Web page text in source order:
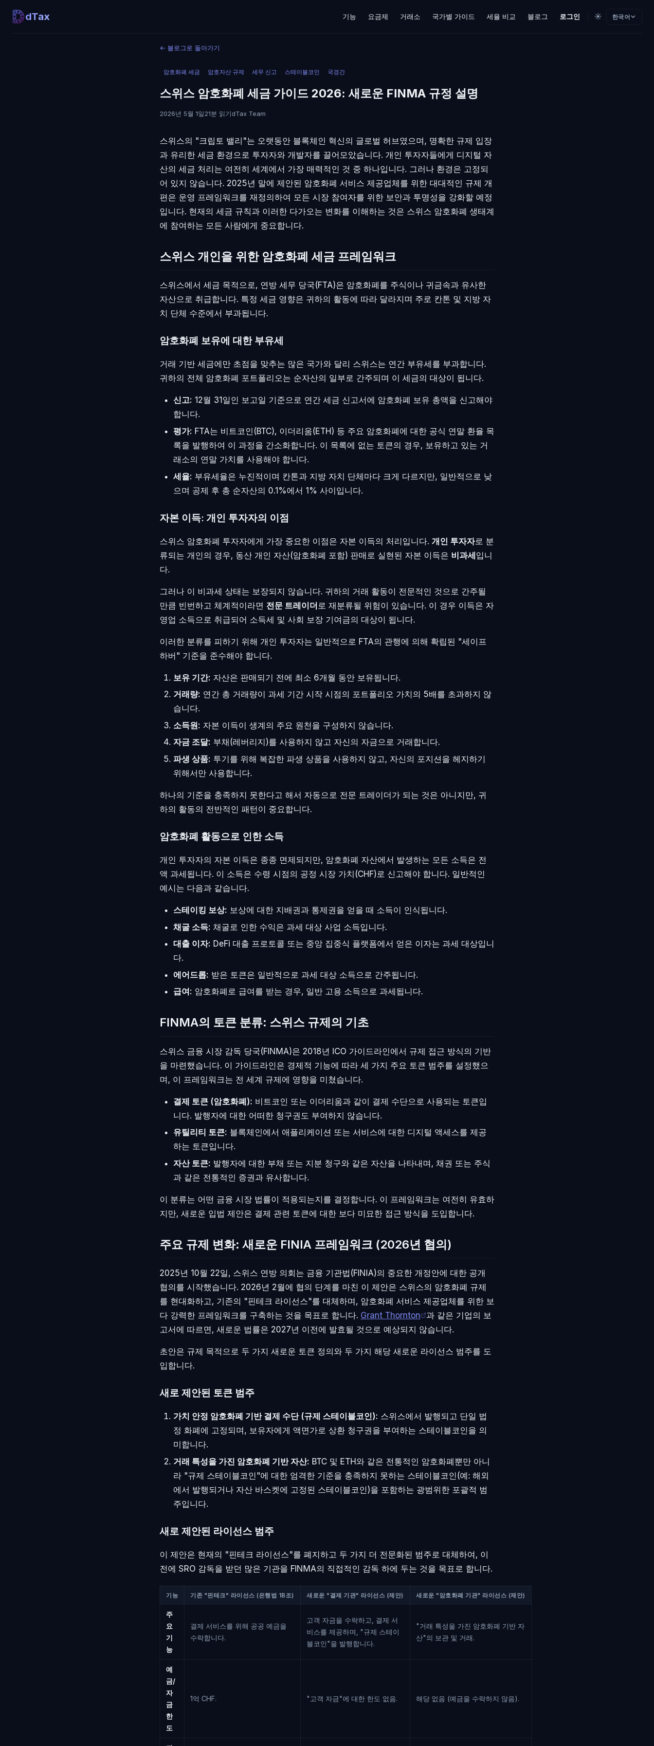
dTax 기능 요금제 거래소 국가별 가이드 세율 비교 블로그 로그인 ☀️ 한국어
← 블로그로 돌아가기
암호화폐 세금 암호자산 규제 세무 신고 스테이블코인 국경간
스위스 암호화폐 세금 가이드 2026: 새로운 FINMA 규정 설명
2026년 5월 1일21분 읽기dTax Team
스위스의 "크립토 밸리"는 오랫동안 블록체인 혁신의 글로벌 허브였으며, 명확한 규제 입장
과 유리한 세금 환경으로 투자자와 개발자를 끌어모았습니다. 개인 투자자들에게 디지털 자
산의 세금 처리는 여전히 세계에서 가장 매력적인 것 중 하나입니다. 그러나 환경은 고정되
어 있지 않습니다. 2025년 말에 제안된 암호화폐 서비스 제공업체를 위한 대대적인 규제 개
편은 운영 프레임워크를 재정의하여 모든 시장 참여자를 위한 보안과 투명성을 강화할 예정
입니다. 현재의 세금 규칙과 이러한 다가오는 변화를 이해하는 것은 스위스 암호화폐 생태계
에 참여하는 모든 사람에게 중요합니다.
스위스 개인을 위한 암호화폐 세금 프레임워크
스위스에서 세금 목적으로, 연방 세무 당국(FTA)은 암호화폐를 주식이나 귀금속과 유사한
자산으로 취급합니다. 특정 세금 영향은 귀하의 활동에 따라 달라지며 주로 칸톤 및 지방 자
치 단체 수준에서 부과됩니다.
암호화폐 보유에 대한 부유세
거래 기반 세금에만 초점을 맞추는 많은 국가와 달리 스위스는 연간 부유세를 부과합니다.
귀하의 전체 암호화폐 포트폴리오는 순자산의 일부로 간주되며 이 세금의 대상이 됩니다.
신고: 12월 31일인 보고일 기준으로 연간 세금 신고서에 암호화폐 보유 총액을 신고해야
합니다.
평가: FTA는 비트코인(BTC), 이더리움(ETH) 등 주요 암호화폐에 대한 공식 연말 환율 목
록을 발행하여 이 과정을 간소화합니다. 이 목록에 없는 토큰의 경우, 보유하고 있는 거
래소의 연말 가치를 사용해야 합니다.
세율: 부유세율은 누진적이며 칸톤과 지방 자치 단체마다 크게 다르지만, 일반적으로 낮
으며 공제 후 총 순자산의 0.1%에서 1% 사이입니다.
자본 이득: 개인 투자자의 이점
스위스 암호화폐 투자자에게 가장 중요한 이점은 자본 이득의 처리입니다. 개인 투자자로 분
류되는 개인의 경우, 동산 개인 자산(암호화폐 포함) 판매로 실현된 자본 이득은 비과세입니
다.
그러나 이 비과세 상태는 보장되지 않습니다. 귀하의 거래 활동이 전문적인 것으로 간주될
만큼 빈번하고 체계적이라면 전문 트레이더 로 재분류될 위험이 있습니다. 이 경우 이득은 자
영업 소득으로 취급되어 소득세 및 사회 보장 기여금의 대상이 됩니다.
이러한 분류를 피하기 위해 개인 투자자는 일반적으로 FTA의 관행에 의해 확립된 "세이프
하버" 기준을 준수해야 합니다.
보유 기간: 자산은 판매되기 전에 최소 6개월 동안 보유됩니다.
거래량: 연간 총 거래량이 과세 기간 시작 시점의 포트폴리오 가치의 5배를 초과하지 않
습니다.
소득원: 자본 이득이 생계의 주요 원천을 구성하지 않습니다.
자금 조달: 부채(레버리지)를 사용하지 않고 자신의 자금으로 거래합니다.
파생 상품: 투기를 위해 복잡한 파생 상품을 사용하지 않고, 자신의 포지션을 헤지하기
위해서만 사용합니다.
하나의 기준을 충족하지 못한다고 해서 자동으로 전문 트레이더가 되는 것은 아니지만, 귀
하의 활동의 전반적인 패턴이 중요합니다.
암호화폐 활동으로 인한 소득
개인 투자자의 자본 이득은 종종 면제되지만, 암호화폐 자산에서 발생하는 모든 소득은 전
액 과세됩니다. 이 소득은 수령 시점의 공정 시장 가치(CHF)로 신고해야 합니다. 일반적인
예시는 다음과 같습니다.
스테이킹 보상: 보상에 대한 지배권과 통제권을 얻을 때 소득이 인식됩니다.
채굴 소득: 채굴로 인한 수익은 과세 대상 사업 소득입니다.
대출 이자: DeFi 대출 프로토콜 또는 중앙 집중식 플랫폼에서 얻은 이자는 과세 대상입니
다.
에어드롭: 받은 토큰은 일반적으로 과세 대상 소득으로 간주됩니다.
급여: 암호화폐로 급여를 받는 경우, 일반 고용 소득으로 과세됩니다.
FINMA의 토큰 분류: 스위스 규제의 기초
스위스 금융 시장 감독 당국(FINMA)은 2018년 ICO 가이드라인에서 규제 접근 방식의 기반
을 마련했습니다. 이 가이드라인은 경제적 기능에 따라 세 가지 주요 토큰 범주를 설정했으
며, 이 프레임워크는 전 세계 규제에 영향을 미쳤습니다.
결제 토큰 (암호화폐): 비트코인 또는 이더리움과 같이 결제 수단으로 사용되는 토큰입
니다. 발행자에 대한 어떠한 청구권도 부여하지 않습니다.
유틸리티 토큰: 블록체인에서 애플리케이션 또는 서비스에 대한 디지털 액세스를 제공
하는 토큰입니다.
자산 토큰: 발행자에 대한 부채 또는 지분 청구와 같은 자산을 나타내며, 채권 또는 주식
과 같은 전통적인 증권과 유사합니다.
이 분류는 어떤 금융 시장 법률이 적용되는지를 결정합니다. 이 프레임워크는 여전히 유효하
지만, 새로운 입법 제안은 결제 관련 토큰에 대한 보다 미묘한 접근 방식을 도입합니다.
주요 규제 변화: 새로운 FINIA 프레임워크 (2026년 협의)
2025년 10월 22일, 스위스 연방 의회는 금융 기관법(FINIA)의 중요한 개정안에 대한 공개
협의를 시작했습니다. 2026년 2월에 협의 단계를 마친 이 제안은 스위스의 암호화폐 규제
를 현대화하고, 기존의 "핀테크 라이선스"를 대체하며, 암호화폐 서비스 제공업체를 위한 보
다 강력한 프레임워크를 구축하는 것을 목표로 합니다. Grant Thornton
과 같은 기업의 보
고서에 따르면, 새로운 법률은 2027년 이전에 발효될 것으로 예상되지 않습니다.
초안은 규제 목적으로 두 가지 새로운 토큰 정의와 두 가지 해당 새로운 라이선스 범주를 도
입합니다.
새로 제안된 토큰 범주
가치 안정 암호화폐 기반 결제 수단 (규제 스테이블코인): 스위스에서 발행되고 단일 법
정 화폐에 고정되며, 보유자에게 액면가로 상환 청구권을 부여하는 스테이블코인을 의
미합니다.
거래 특성을 가진 암호화폐 기반 자산: BTC 및 ETH와 같은 전통적인 암호화폐뿐만 아니
라 "규제 스테이블코인"에 대한 엄격한 기준을 충족하지 못하는 스테이블코인(예: 해외
에서 발행되거나 자산 바스켓에 고정된 스테이블코인)을 포함하는 광범위한 포괄적 범
주입니다.
새로 제안된 라이선스 범주
이 제안은 현재의 "핀테크 라이선스"를 폐지하고 두 가지 더 전문화된 범주로 대체하여, 이
전에 SRO 감독을 받던 많은 기관을 FINMA의 직접적인 감독 하에 두는 것을 목표로 합니다.
기능 기존 "핀테크" 라이선스 (은행법 1B조) 새로운 "결제 기관" 라이선스 (제안) 새로운 "암호화폐 기관" 라이선스 (제안)
주
요
기
능
결제 서비스를 위해 공공 예금을
수락합니다.
고객 자금을 수락하고, 결제 서
비스를 제공하며, "규제 스테이
블코인"을 발행합니다.
"거래 특성을 가진 암호화폐 기반 자
산"의 보관 및 거래.
예
금/
자
금
한
도
1억 CHF. "고객 자금"에 대한 한도 없음. 해당 없음 (예금을 수락하지 않음).